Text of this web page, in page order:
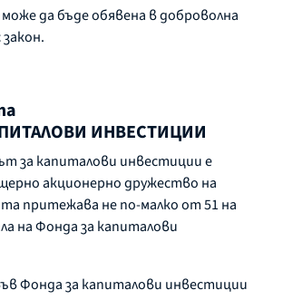
да бъде обявена в доброволна
ИНВЕСТИЦИИ
за капиталови инвестиции е
акционерно дружество на
притежава не по-малко от 51 на
на Фонда за капиталови
Фонда за капиталови инвестиции